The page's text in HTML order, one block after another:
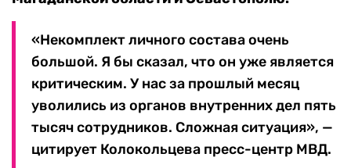
«Некомплект личного состава очень
большой. Я бы сказал, что он уже является
критическим. У нас за прошлый месяц
уволились из органов внутренних дел пять
тысяч сотрудников. Сложная ситуация», —
цитирует Колокольцева пресс-центр МВД.